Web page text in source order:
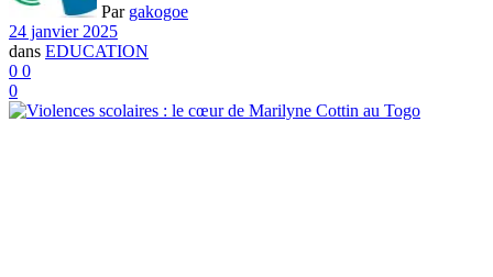
Par gakogoe
24 janvier 2025
dans EDUCATION
0 0
0